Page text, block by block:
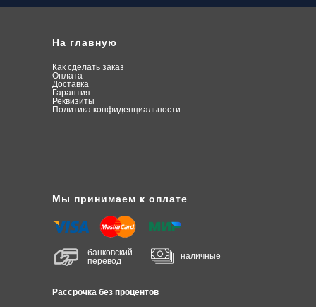
На главную
Как сделать заказ
Оплата
Доставка
Гарантия
Реквизиты
Политика конфиденциальности
Мы принимаем к оплате
Рассрочка без процентов
банковский
перевод
наличные